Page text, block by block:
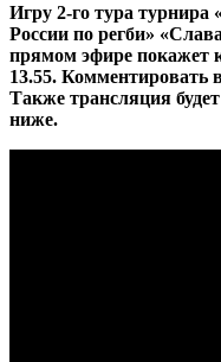
Игру 2-го тура
России по регби»
прямом эфире покажет
13.55. Комментировать
Также трансляция
ниже.